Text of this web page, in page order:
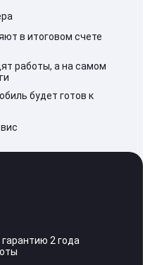
в итоговом счете
работы, а на самом
будет готов к
2 года